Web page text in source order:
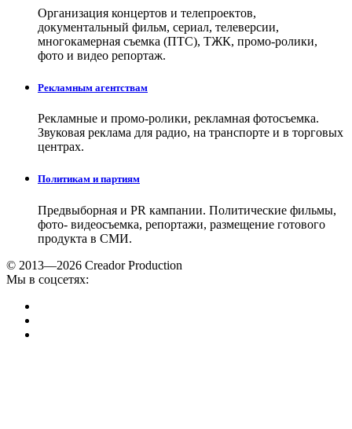
Организация концертов и телепроектов,
документальный фильм, сериал, телеверсии,
многокамерная съемка (ПТС), ТЖК, промо-ролики,
фото и видео репортаж.
Рекламным агентствам
Рекламные и промо-ролики, рекламная фотосъемка.
Звуковая реклама для радио, на транспорте и в торговых
центрах.
Политикам и партиям
Предвыборная и PR кампании. Политические фильмы,
фото- видеосъемка, репортажи, размещение готового
продукта в СМИ.
© 2013—2026 Creador Production
Мы в соцсетях: